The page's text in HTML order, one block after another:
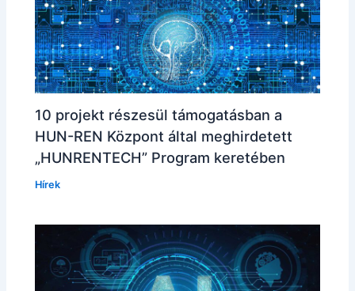
10 projekt részesül támogatásban a
HUN-REN Központ által meghirdetett
„HUNRENTECH” Program keretében
Hírek